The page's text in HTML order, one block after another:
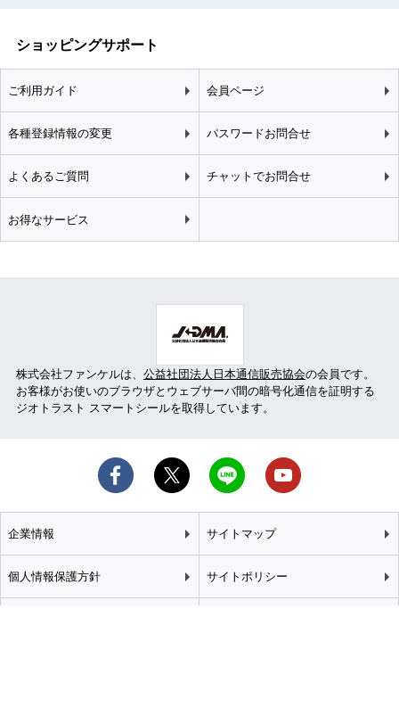
ショッピングサポート
ご利用ガイド 会員ページ
各種登録情報の変更 パスワードお問合せ
よくあるご質問 チャットでお問合せ
お得なサービス
株式会社ファンケルは、 公益社団法人日本通信販売協会の会員です。
お客様がお使いのブラウザとウェブサーバ間の暗号化通信を証明する
ジオトラスト スマートシールを取得しています。
企業情報 サイトマップ
個人情報保護方針 サイトポリシー